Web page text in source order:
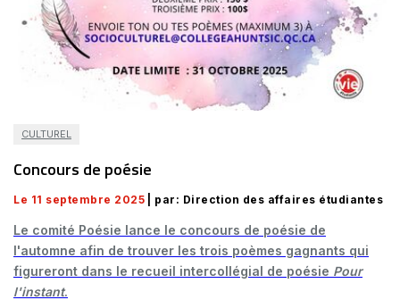
CULTUREL
Concours de poésie
Le 11 septembre 2025 | par: Direction des affaires étudiantes
Le comité Poésie lance le concours de poésie de
l'automne afin de trouver les trois poèmes gagnants qui
figureront dans le recueil intercollégial de poésie Pour
l'instant.